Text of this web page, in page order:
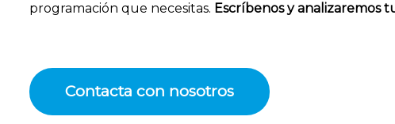
programación que necesitas. Escríbenos y analizaremos
Contacta con nosotros